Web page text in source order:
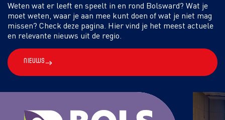
Weten wat er leeft en speelt in en rond Bolsward? Wat je
moet weten, waar je aan mee kunt doen of wat je niet mag
missen? Check deze pagina. Hier vind je het meest actuele
en relevante nieuws uit de regio.
Nieuws